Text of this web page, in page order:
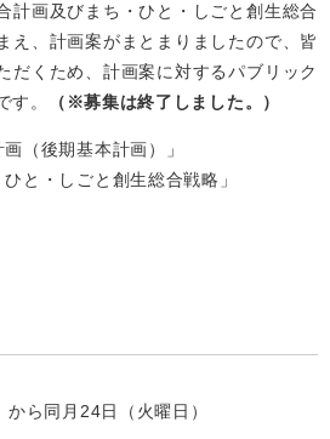
画及びまち・ひと・しごと創生総合
え、計画案がまとまりましたので、皆
だくため、計画案に対するパブリック
す。
（※募集は終了しました。）
（後期基本計画）」
と・しごと創生総合戦略」
ら同月24日（火曜日）